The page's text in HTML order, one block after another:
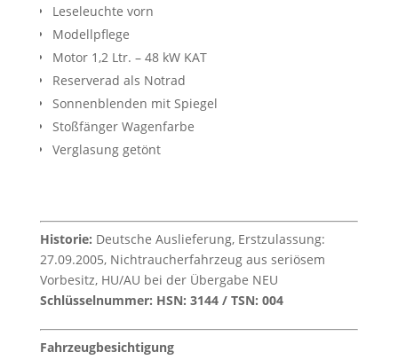
Leseleuchte vorn
Modellpflege
Motor 1,2 Ltr. – 48 kW KAT
Reserverad als Notrad
Sonnenblenden mit Spiegel
Stoßfänger Wagenfarbe
Verglasung getönt
Historie: Deutsche Auslieferung, Erstzulassung:
27.09.2005, Nichtraucherfahrzeug aus seriösem
Vorbesitz, HU/AU bei der Übergabe NEU
Schlüsselnummer: HSN: 3144 / TSN: 004
Fahrzeugbesichtigung